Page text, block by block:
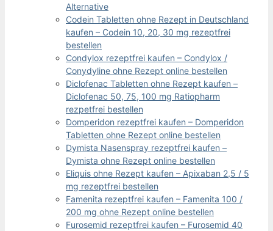
Alternative
Codein Tabletten ohne Rezept in Deutschland
kaufen – Codein 10, 20, 30 mg rezeptfrei
bestellen
Condylox rezeptfrei kaufen – Condylox /
Conydyline ohne Rezept online bestellen
Diclofenac Tabletten ohne Rezept kaufen –
Diclofenac 50, 75, 100 mg Ratiopharm
rezpetfrei bestellen
Domperidon rezeptfrei kaufen – Domperidon
Tabletten ohne Rezept online bestellen
Dymista Nasenspray rezeptfrei kaufen –
Dymista ohne Rezept online bestellen
Eliquis ohne Rezept kaufen – Apixaban 2,5 / 5
mg rezeptfrei bestellen
Famenita rezeptfrei kaufen – Famenita 100 /
200 mg ohne Rezept online bestellen
Furosemid rezeptfrei kaufen – Furosemid 40